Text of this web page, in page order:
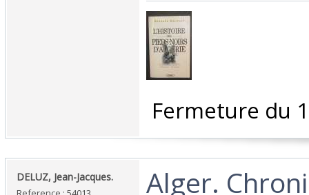
Fermeture du
‎DELUZ, Jean-Jacques.‎ ‎Alger.